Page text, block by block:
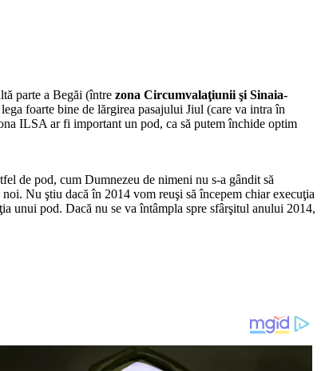
parte a Begăi (între zona Circumvalaţiunii şi Sinaia-
foarte bine de lărgirea pasajului Jiul (care va intra în
ILSA ar fi important un pod, ca să putem închide optim
de pod, cum Dumnezeu de nimeni nu s-a gândit să
Nu ştiu dacă în 2014 vom reuşi să începem chiar execuţia
unui pod. Dacă nu se va întâmpla spre sfârşitul anului 2014,